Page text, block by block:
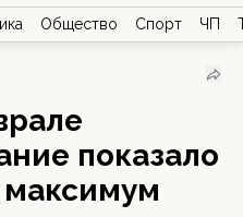
Общество Спорт ЧП
показало
максимум